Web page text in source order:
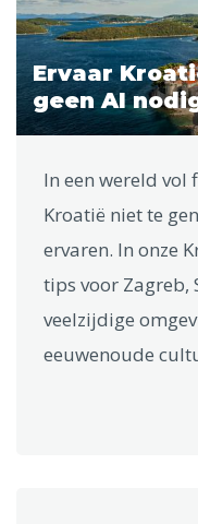
Ervaar
geen AI
In een wereld vol
Kroatië niet te
ervaren. In onze
tips voor Zagreb,
veelzijdige
eeuwenoude